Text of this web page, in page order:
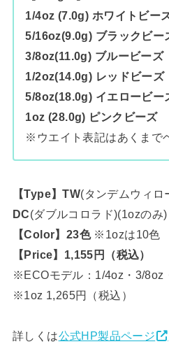
1/4oz (7.0g) ホワイトビー
5/16oz(9.0g) ブラックビー
3/8oz(11.0g) ブルービーズ
1/2oz(14.0g) レッドビーズ
5/8oz(18.0g) イエロービー
1oz (28.0g) ピンクビーズ
※ウエイト表記はあくまで
【Type】TW(タンデムウィロ
DC(ダブルコロラド)(1ozのみ)
【Color】23色※1ozは10色
【Price】1,155円（税込）
※ECOモデル：1/4oz・3/8oz
※1oz 1,265円（税込）
詳しくは公式HP製品ページ